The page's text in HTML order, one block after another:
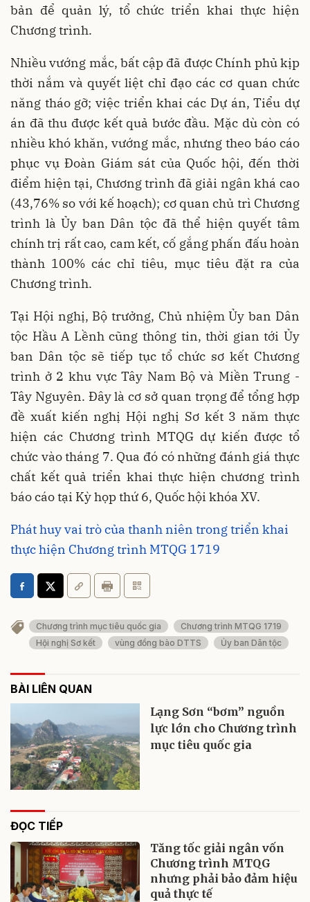
bản để quản lý, tổ chức triển khai thực hiện
Chương trình.
Nhiều vướng mắc, bất cập đã được Chính phủ kịp
thời nắm và quyết liệt chỉ đạo các cơ quan chức
năng tháo gỡ; việc triển khai các Dự án, Tiểu dự
án đã thu được kết quả bước đầu. Mặc dù còn có
nhiều khó khăn, vướng mắc, nhưng theo báo cáo
phục vụ Đoàn Giám sát của Quốc hội, đến thời
điểm hiện tại, Chương trình đã giải ngân khá cao
(43,76% so với kế hoạch); cơ quan chủ trì Chương
trình là Ủy ban Dân tộc đã thể hiện quyết tâm
chính trị rất cao, cam kết, cố gắng phấn đấu hoàn
thành 100% các chỉ tiêu, mục tiêu đặt ra của
Chương trình.
Tại Hội nghị, Bộ trưởng, Chủ nhiệm Ủy ban Dân
tộc Hầu A Lềnh cũng thông tin, thời gian tới Ủy
ban Dân tộc sẽ tiếp tục tổ chức sơ kết Chương
trình ở 2 khu vực Tây Nam Bộ và Miền Trung -
Tây Nguyên. Đây là cơ sở quan trọng để tổng hợp
đề xuất kiến nghị Hội nghị Sơ kết 3 năm thực
hiện các Chương trình MTQG dự kiến được tổ
chức vào tháng 7. Qua đó có những đánh giá thực
chất kết quả triển khai thực hiện chương trình
báo cáo tại Kỳ họp thứ 6, Quốc hội khóa XV.
Phát huy vai trò của thanh niên trong triển khai
thực hiện Chương trình MTQG 1719
Chương trình mục tiêu quốc gia
Chương trình MTQG 1719
Hội nghị Sơ kết
vùng đồng bào DTTS Ủy ban Dân tộc
BÀI LIÊN QUAN
Lạng Sơn “bơm” nguồn
lực lớn cho Chương trình
mục tiêu quốc gia
ĐỌC TIẾP
Tăng tốc giải ngân vốn
Chương trình MTQG
nhưng phải bảo đảm hiệu
quả thực tế